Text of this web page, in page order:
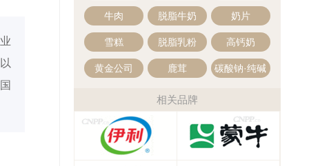
牛肉 脱脂牛奶 奶片
雪糕 脱脂乳粉 高钙奶
黄金公司 鹿茸 碳酸钠·纯碱
相关品牌